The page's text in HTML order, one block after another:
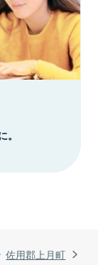
佐用郡上月町